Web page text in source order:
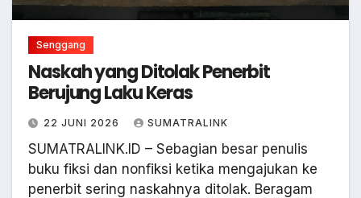
Senggang
Naskah yang Ditolak Penerbit
Berujung Laku Keras
22 JUNI 2026 SUMATRALINK
SUMATRALINK.ID – Sebagian besar penulis
buku fiksi dan nonfiksi ketika mengajukan ke
penerbit sering naskahnya ditolak. Beragam